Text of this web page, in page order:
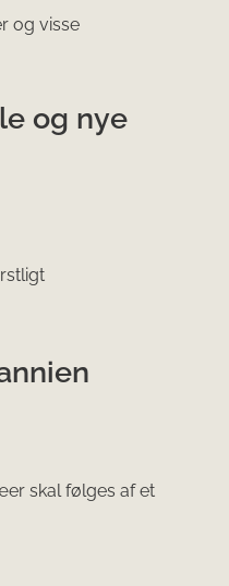
og visse
og nye
skal følges af et